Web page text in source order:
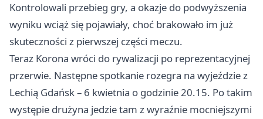
Kontrolowali przebieg gry, a okazje do podwyższenia
wyniku wciąż się pojawiały, choć brakowało im już
skuteczności z pierwszej części meczu.
Teraz Korona wróci do rywalizacji po reprezentacyjnej
przerwie. Następne spotkanie rozegra na wyjeździe z
Lechią Gdańsk– 6 kwietnia o godzinie 20.15. Po takim
występie drużyna jedzie tam z wyraźnie mocniejszymi